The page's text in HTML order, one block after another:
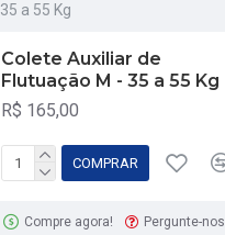
35 a 55 Kg
Colete Auxiliar de
Flutuação M - 35 a 55 Kg
R$ 165,00
COMPRAR
Compre agora! Pergunte-nos